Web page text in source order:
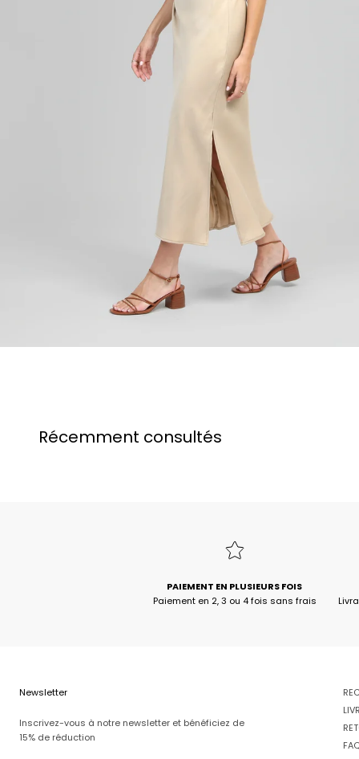
Récemment consultés
PAIEMENT EN PLUSIEURS FOIS
Paiement en 2, 3 ou 4 fois sans frais
Newsletter
Inscrivez-vous à notre newsletter et bénéficiez de
15% de réduction